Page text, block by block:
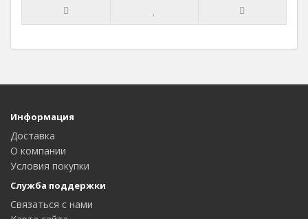
Информация
Доставка
О компании
Условия покупки
Служба поддержки
Связаться с нами